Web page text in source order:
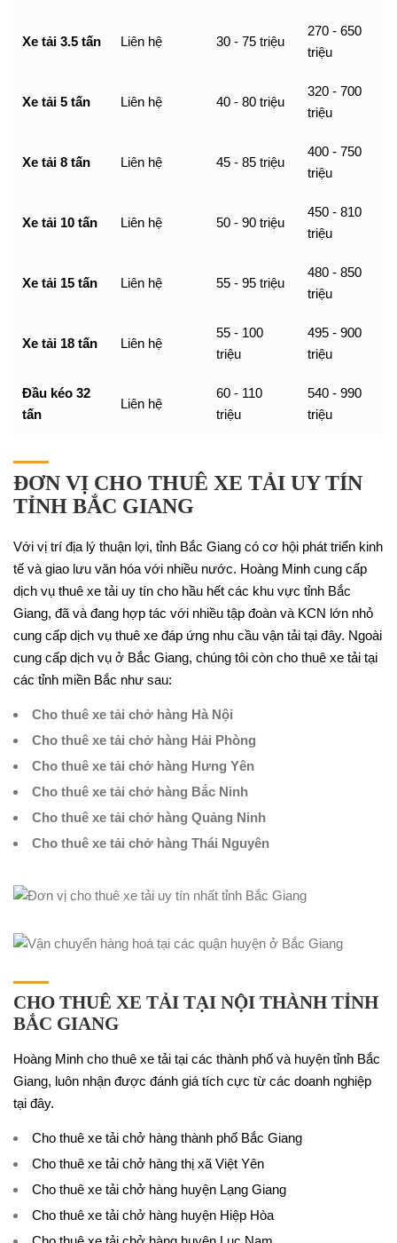
Xe tải 3.5 tấn Liên hệ 30 - 75 triệu
270 - 650
triệu
Xe tải 5 tấn Liên hệ 40 - 80 triệu
320 - 700
triệu
Xe tải 8 tấn Liên hệ 45 - 85 triệu
400 - 750
triệu
Xe tải 10 tấn Liên hệ 50 - 90 triệu
450 - 810
triệu
Xe tải 15 tấn Liên hệ 55 - 95 triệu
480 - 850
triệu
Xe tải 18 tấn Liên hệ
55 - 100
triệu
495 - 900
triệu
Đầu kéo 32
tấn
Liên hệ
60 - 110
triệu
540 - 990
triệu
ĐƠN VỊ CHO THUÊ XE TẢI UY TÍN
TỈNH BẮC GIANG
Với vị trí địa lý thuận lợi, tỉnh Bắc Giang có cơ hội phát triển kinh
tế và giao lưu văn hóa với nhiều nước. Hoàng Minh cung cấp
dịch vụ thuê xe tải uy tín cho hầu hết các khu vực tỉnh Bắc
Giang, đã và đang hợp tác với nhiều tập đoàn và KCN lớn nhỏ
cung cấp dịch vụ thuê xe đáp ứng nhu cầu vận tải tại đây. Ngoài
cung cấp dịch vụ ở Bắc Giang, chúng tôi còn cho thuê xe tải tại
các tỉnh miền Bắc như sau:
Cho thuê xe tải chở hàng Hà Nội
Cho thuê xe tải chở hàng Hải Phòng
Cho thuê xe tải chở hàng Hưng Yên
Cho thuê xe tải chở hàng Bắc Ninh
Cho thuê xe tải chở hàng Quảng Ninh
Cho thuê xe tải chở hàng Thái Nguyên
CHO THUÊ XE TẢI TẠI NỘI THÀNH TỈNH
BẮC GIANG
Hoàng Minh cho thuê xe tải tại các thành phố và huyện tỉnh Bắc
Giang, luôn nhận được đánh giá tích cực từ các doanh nghiệp
tại đây.
Cho thuê xe tải chở hàng thành phố Bắc Giang
Cho thuê xe tải chở hàng thị xã Việt Yên
Cho thuê xe tải chở hàng huyện Lạng Giang
Cho thuê xe tải chở hàng huyện Hiệp Hòa